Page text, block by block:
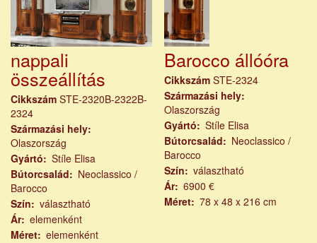
nappali
összeállítás
Cikkszám STE-2320B-2322B-
2324
Származási hely
Olaszország
Gyártó
Stíle Elisa
Bútorcsalád
Neoclassico /
Barocco
Szín
választható
Ár elemenként
Méret elemenként
Barocco állóóra
Cikkszám STE-2324
Származási hely
Olaszország
Gyártó
Stíle Elisa
Bútorcsalád
Neoclassico /
Barocco
Szín
választható
Ár
6900 €
Méret
78 x 48 x 216 cm